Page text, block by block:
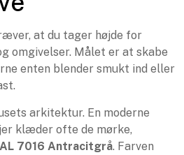
at du tager højde for
omgivelser. Målet er at skabe
enten blender smukt ind eller
arkitektur. En moderne
klæder ofte de mørke,
7016 Antracitgrå. Farven